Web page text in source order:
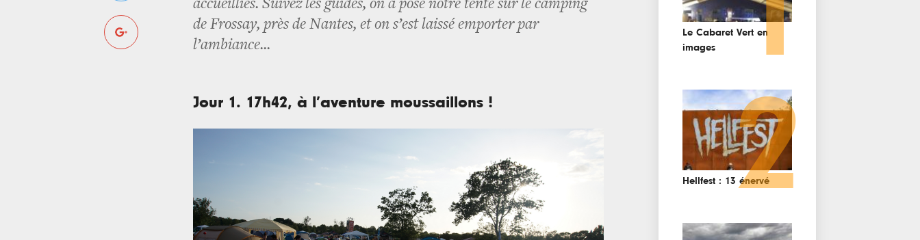
accueillies. Suivez les guides, on a posé notre tente sur le camping
de Frossay, près de Nantes, et on s’est laissé emporter par
l’ambiance...
Jour 1. 17h42, à l’aventure moussaillons !
Le Cabaret Vert en
images
Hellfest : 13 énervé
2